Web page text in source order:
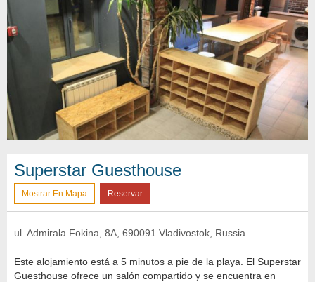
Superstar Guesthouse
Mostrar En Mapa Reservar
ul. Admirala Fokina, 8А, 690091 Vladivostok, Russia
Este alojamiento está a 5 minutos a pie de la playa. El Superstar
Guesthouse ofrece un salón compartido y se encuentra en